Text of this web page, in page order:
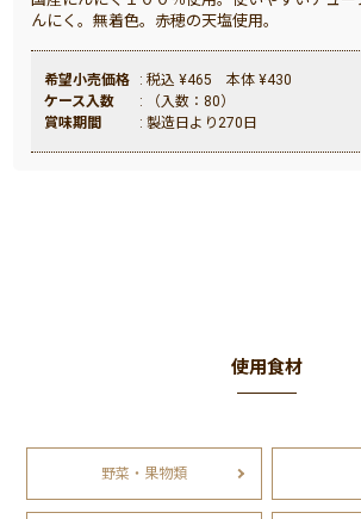
んにく。無着色。赤穂の天塩使用。
希望小売価格
: 税込 ¥465 本体 ¥430
ケース入数
: （入数：80）
賞味期間
: 製造日より270日
使用食材
野菜・果物類